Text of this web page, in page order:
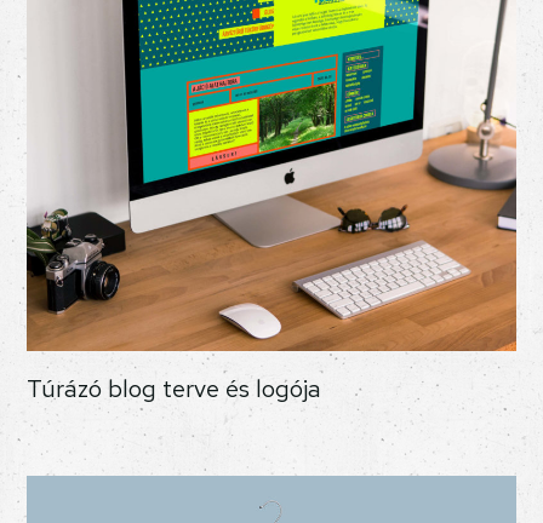
Túrázó blog terve és logója